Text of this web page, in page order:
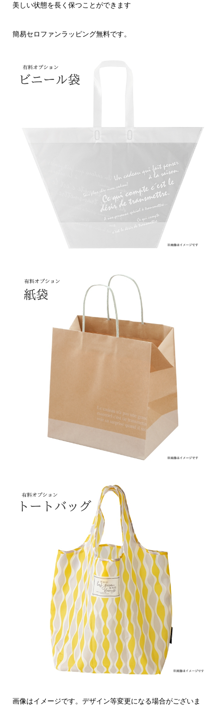
美しい状態を長く保つことができます
簡易セロファンラッピング無料です。
画像はイメージです。デザイン等変更になる場合がございま